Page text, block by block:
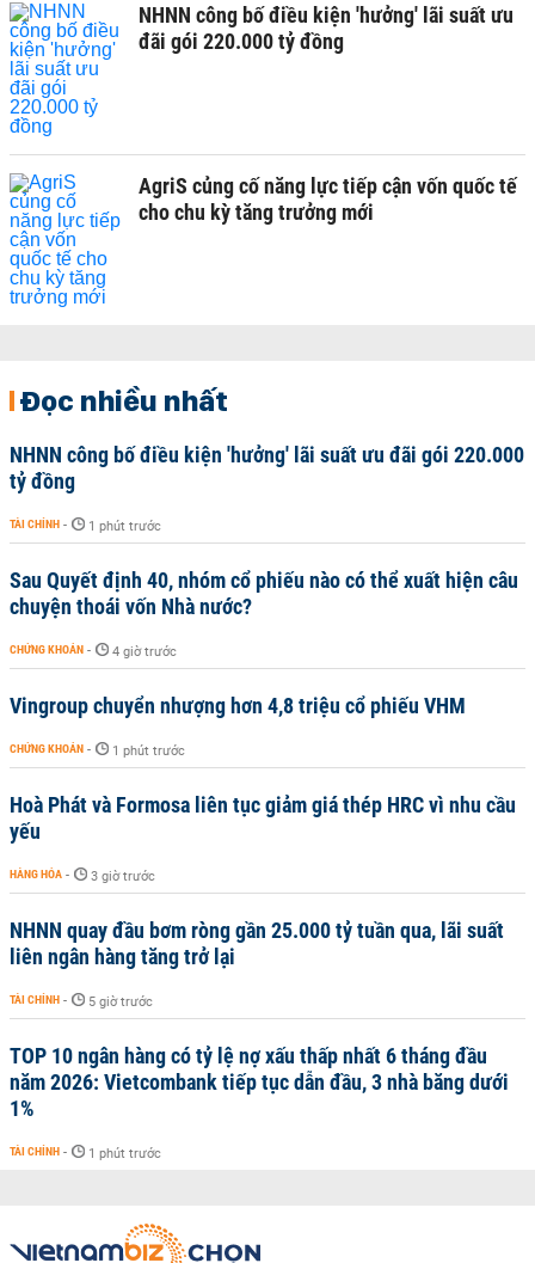
NHNN công bố điều kiện 'hưởng' lãi suất ưu
đãi gói 220.000 tỷ đồng
AgriS củng cố năng lực tiếp cận vốn quốc tế
cho chu kỳ tăng trưởng mới
Đọc nhiều nhất
NHNN công bố điều kiện 'hưởng' lãi suất ưu đãi gói 220.000
tỷ đồng
TÀI CHÍNH - 1 phút trước
Sau Quyết định 40, nhóm cổ phiếu nào có thể xuất hiện câu
chuyện thoái vốn Nhà nước?
CHỨNG KHOÁN - 4 giờ trước
Vingroup chuyển nhượng hơn 4,8 triệu cổ phiếu VHM
CHỨNG KHOÁN - 1 phút trước
Hoà Phát và Formosa liên tục giảm giá thép HRC vì nhu cầu
yếu
HÀNG HÓA - 3 giờ trước
NHNN quay đầu bơm ròng gần 25.000 tỷ tuần qua, lãi suất
liên ngân hàng tăng trở lại
TÀI CHÍNH - 5 giờ trước
TOP 10 ngân hàng có tỷ lệ nợ xấu thấp nhất 6 tháng đầu
năm 2026: Vietcombank tiếp tục dẫn đầu, 3 nhà băng dưới
1%
TÀI CHÍNH - 1 phút trước